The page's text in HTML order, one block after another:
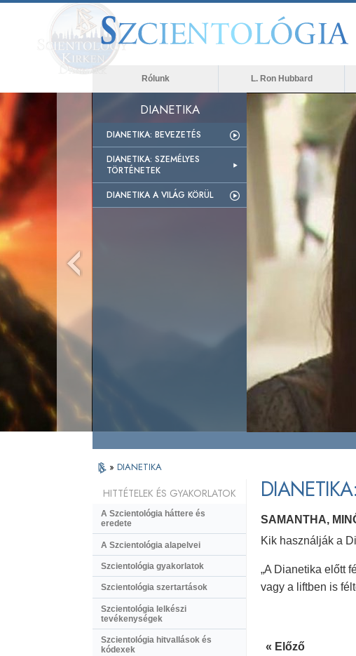
Rólunk L. Ron Hubbard
DIANETIKA
DIANETIKA: BEVEZETÉS
DIANETIKA: SZEMÉLYES
TÖRTÉNETEK
DIANETIKA A VILÁG KÖRÜL
» DIANETIKA
SAMANTHA,
Kik használják a
„A Dianetika előtt
vagy a liftben is
« Előző
HITTÉTELEK ÉS GYAKORLATOK
A Szcientológia háttere és
eredete
A Szcientológia alapelvei
Szcientológia gyakorlatok
Szcientológia szertartások
Szcientológia lelkészi
tevékenységek
Szcientológia hitvallások és
kódexek